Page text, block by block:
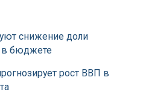
снижение доли
в бюджете
рост ВВП в